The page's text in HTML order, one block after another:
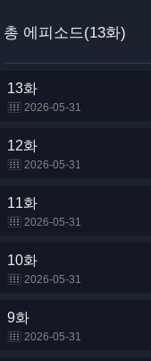
총 에피소드(13화)
13화
2026-05-31
12화
2026-05-31
11화
2026-05-31
10화
2026-05-31
9화
2026-05-31